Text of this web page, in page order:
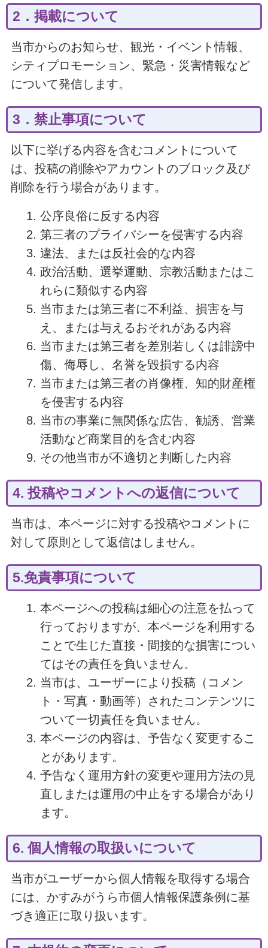
2．掲載について
当市からのお知らせ、観光・イベント情報、
シティプロモーション、緊急・災害情報など
について発信します。
3．禁止事項について
以下に挙げる内容を含むコメントについて
は、投稿の削除やアカウントのブロック及び
削除を行う場合があります。
公序良俗に反する内容
第三者のプライバシーを侵害する内容
違法、または反社会的な内容
政治活動、選挙運動、宗教活動またはこ
れらに類似する内容
当市または第三者に不利益、損害を与
え、または与えるおそれがある内容
当市または第三者を差別若しくは誹謗中
傷、侮辱し、名誉を毀損する内容
当市または第三者の肖像権、知的財産権
を侵害する内容
当市の事業に無関係な広告、勧誘、営業
活動など商業目的を含む内容
その他当市が不適切と判断した内容
4. 投稿やコメントへの返信について
当市は、本ページに対する投稿やコメントに
対して原則として返信はしません。
5.免責事項について
本ページへの投稿は細心の注意を払って
行っておりますが、本ページを利用する
ことで生じた直接・間接的な損害につい
てはその責任を負いません。
当市は、ユーザーにより投稿（コメン
ト・写真・動画等）されたコンテンツに
ついて一切責任を負いません。
本ページの内容は、予告なく変更するこ
とがあります。
予告なく運用方針の変更や運用方法の見
直しまたは運用の中止をする場合があり
ます。
6. 個人情報の取扱いについて
当市がユーザーから個人情報を取得する場合
には、かすみがうら市個人情報保護条例に基
づき適正に取り扱います。